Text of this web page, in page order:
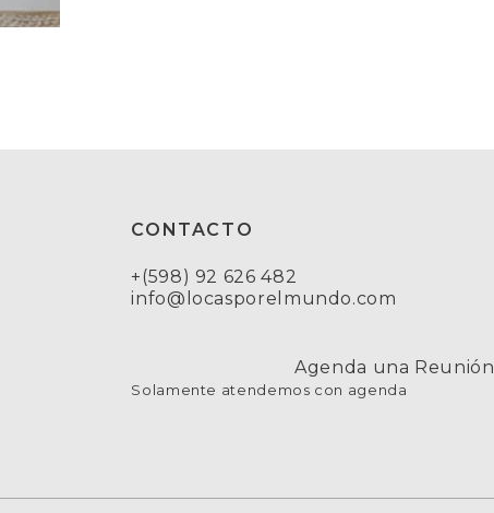
CONTACTO
+(598) 92 626 482
info@locasporelmundo.com
Agenda una Reunión
Solamente atendemos con agenda